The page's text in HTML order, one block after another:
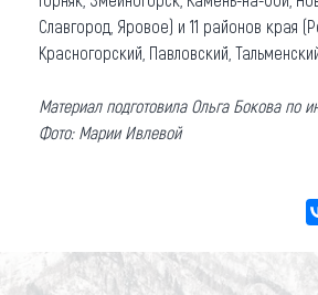
Славгород, Яровое) и 11 районов края
Красногорский, Павловский,
Материал подготовила Ольга Бокова
Фото: Марии Ивлевой